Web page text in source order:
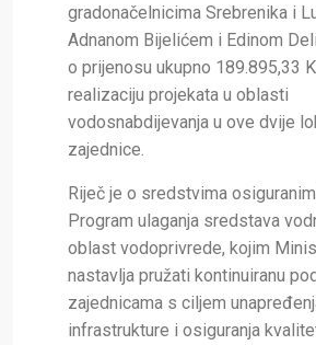
gradonačelnicima Srebrenika i
Adnanom Bijelićem i Edinom
o prijenosu ukupno 189.895,33
realizaciju projekata u oblasti
vodosnabdijevanja u ove dvije
zajednice.
Riječ je o sredstvima
Program ulaganja sredstava
oblast vodoprivrede, kojim
nastavlja pružati kontinuiranu
zajednicama s ciljem
infrastrukture i osiguranja